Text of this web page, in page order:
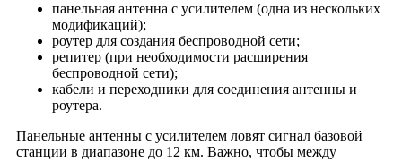
панельная антенна с усилителем (одна из нескольких
модификаций);
роутер для создания беспроводной сети;
репитер (при необходимости расширения
беспроводной сети);
кабели и переходники для соединения антенны и
роутера.
Панельные антенны с усилителем ловят сигнал базовой
станции в диапазоне до 12 км. Важно, чтобы между